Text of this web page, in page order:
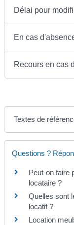
Délai pour
En cas
Recours en cas
Textes de
Questions ?
Peut-on faire
locataire ?
Quelles sont
locatif ?
Location